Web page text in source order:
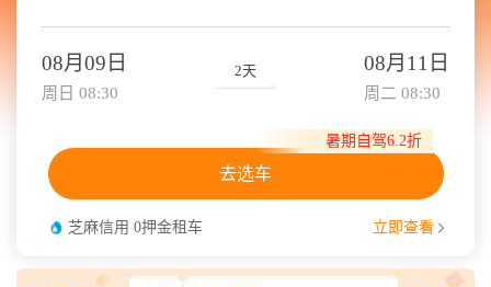
08月09日
周日 08:30
2天 08月11日
周二 08:30
暑期自驾6.2折
去选车
芝麻信用 0押金租车 立即查看